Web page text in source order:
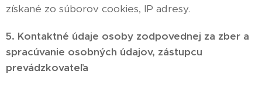
získané zo súborov cookies, IP adresy.
5. Kontaktné údaje osoby zodpovednej za zber a
spracúvanie osobných údajov, zástupcu
prevádzkovateľa